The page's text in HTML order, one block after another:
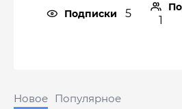
Подписки 5
1
Новое Популярное